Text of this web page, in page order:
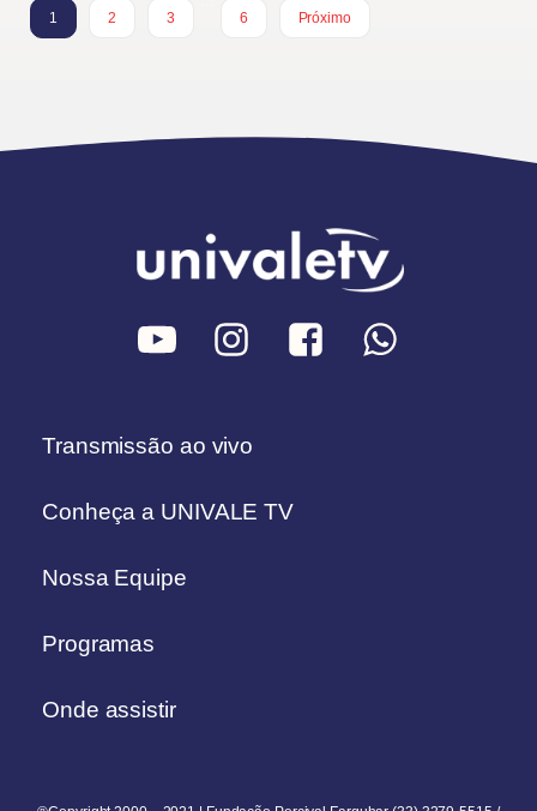
1 2 3
6
Próximo
Transmissão ao vivo
Conheça a UNIVALE TV
Nossa Equipe
Programas
Onde assistir